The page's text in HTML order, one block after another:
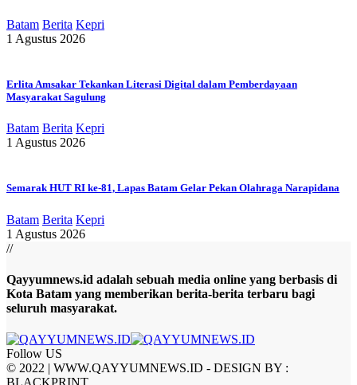
Batam Berita Kepri
1 Agustus 2026
Erlita Amsakar Tekankan Literasi Digital dalam Pemberdayaan
Masyarakat Sagulung
Batam Berita Kepri
1 Agustus 2026
Semarak HUT RI ke-81, Lapas Batam Gelar Pekan Olahraga Narapidana
Batam Berita Kepri
1 Agustus 2026
//
Qayyumnews.id adalah sebuah media online yang berbasis di
Kota Batam yang memberikan berita-berita terbaru bagi
seluruh masyarakat.
Follow US
© 2022 | WWW.QAYYUMNEWS.ID - DESIGN BY :
BLACKPRINT